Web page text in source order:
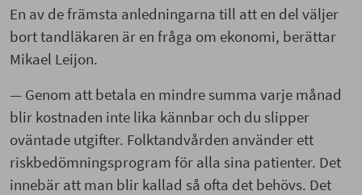
En av de främsta anledningarna till att en del väljer
bort tandläkaren är en fråga om ekonomi, berättar
Mikael Leijon.
— Genom att betala en mindre summa varje månad
blir kostnaden inte lika kännbar och du slipper
oväntade utgifter. Folktandvården använder ett
riskbedömningsprogram för alla sina patienter. Det
innebär att man blir kallad så ofta det behövs. Det